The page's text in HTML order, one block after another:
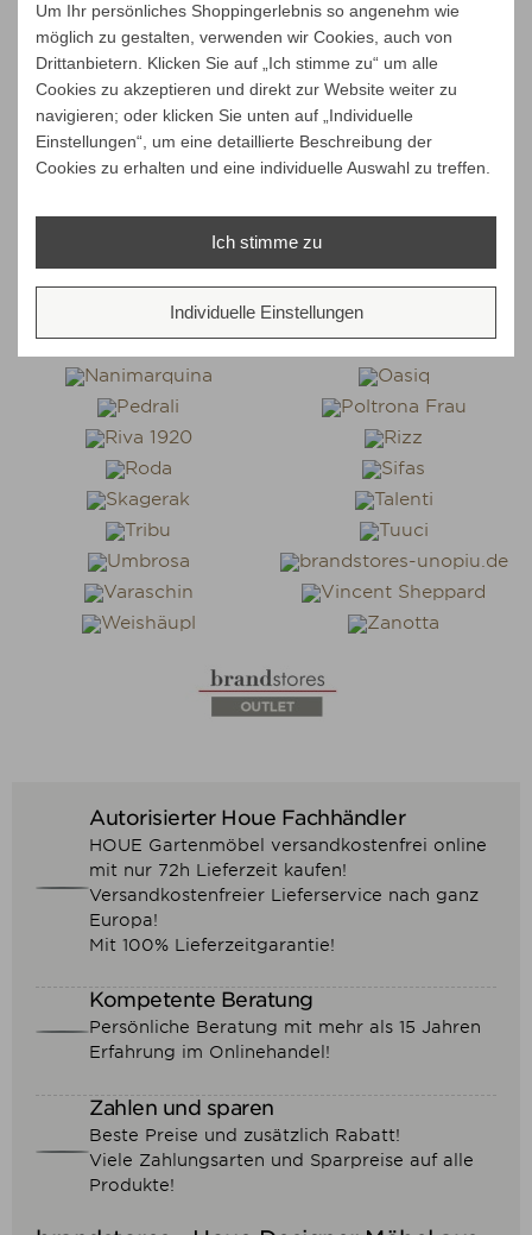
Autorisierter Houe Fachhändler
HOUE Gartenmöbel versandkostenfrei online
mit nur 72h Lieferzeit kaufen!
Versandkostenfreier Lieferservice nach ganz
Europa!
Mit 100% Lieferzeitgarantie!
Kompetente Beratung
Persönliche Beratung mit mehr als 15 Jahren
Erfahrung im Onlinehandel!
Zahlen und sparen
Beste Preise und zusätzlich Rabatt!
Viele Zahlungsarten und Sparpreise auf alle
Produkte!
Um Ihr persönliches Shoppingerlebnis so angenehm wie
möglich zu gestalten, verwenden wir Cookies, auch von
Drittanbietern. Klicken Sie auf „Ich stimme zu“ um alle
Cookies zu akzeptieren und direkt zur Website weiter zu
navigieren; oder klicken Sie unten auf „Individuelle
Einstellungen“, um eine detaillierte Beschreibung der
Cookies zu erhalten und eine individuelle Auswahl zu treffen.
Ich stimme zu
Individuelle Einstellungen